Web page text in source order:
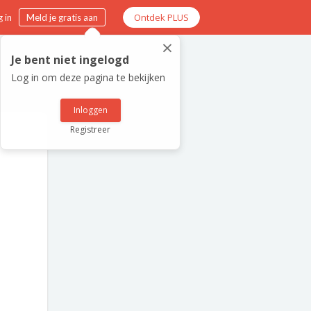
in Meld je gratis aan Ontdek PLUS
×
Je bent niet ingelogd
Log in om deze pagina te bekijken
Inloggen
Registreer